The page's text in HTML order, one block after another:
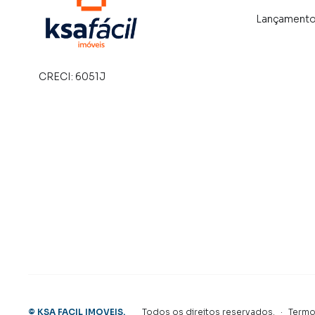
CRECI: 6051J
© KSA FACIL IMOVEIS. Todos os direitos reservados. ·